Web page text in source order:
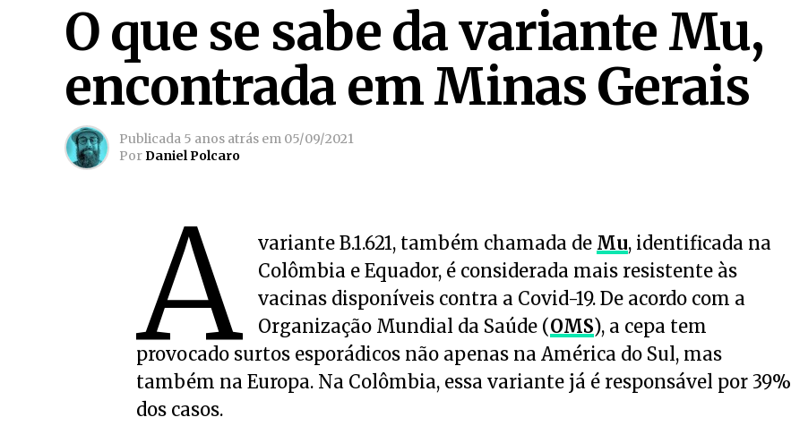
O que se sabe da variante Mu,
encontrada em Minas Gerais
Publicada 5 anos atrás em 05/09/2021
PorDaniel Polcaro
A variante B.1.621, também chamada de Mu, identificada na
Colômbia e Equador, é considerada mais resistente às
vacinas disponíveis contra a Covid-19. De acordo com a
Organização Mundial da Saúde (OMS), a cepa tem
provocado surtos esporádicos não apenas na América do Sul, mas
também na Europa. Na Colômbia, essa variante já é responsável por 39%
dos casos.